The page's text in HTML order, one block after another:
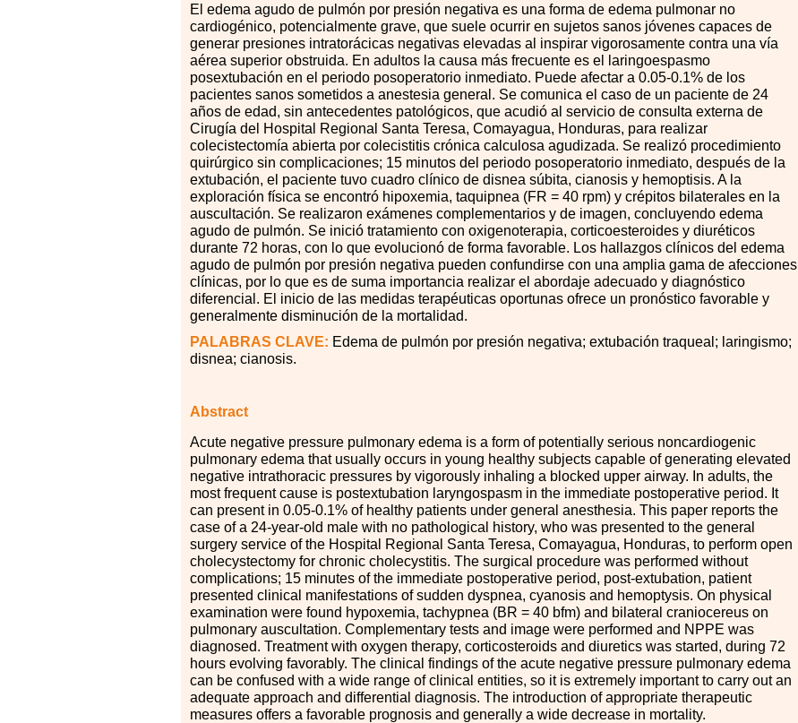
El edema agudo de pulmón por presión negativa es una forma de edema pulmonar no
cardiogénico, potencialmente grave, que suele ocurrir en sujetos sanos jóvenes capaces de
generar presiones intratorácicas negativas elevadas al inspirar vigorosamente contra una vía
aérea superior obstruida. En adultos la causa más frecuente es el laringoespasmo
posextubación en el periodo posoperatorio inmediato. Puede afectar a 0.05-0.1% de los
pacientes sanos sometidos a anestesia general. Se comunica el caso de un paciente de 24
años de edad, sin antecedentes patológicos, que acudió al servicio de consulta externa de
Cirugía del Hospital Regional Santa Teresa, Comayagua, Honduras, para realizar
colecistectomía abierta por colecistitis crónica calculosa agudizada. Se realizó procedimiento
quirúrgico sin complicaciones; 15 minutos del periodo posoperatorio inmediato, después de la
extubación, el paciente tuvo cuadro clínico de disnea súbita, cianosis y hemoptisis. A la
exploración física se encontró hipoxemia, taquipnea (FR = 40 rpm) y crépitos bilaterales en la
auscultación. Se realizaron exámenes complementarios y de imagen, concluyendo edema
agudo de pulmón. Se inició tratamiento con oxigenoterapia, corticoesteroides y diuréticos
durante 72 horas, con lo que evolucionó de forma favorable. Los hallazgos clínicos del edema
agudo de pulmón por presión negativa pueden confundirse con una amplia gama de afecciones
clínicas, por lo que es de suma importancia realizar el abordaje adecuado y diagnóstico
diferencial. El inicio de las medidas terapéuticas oportunas ofrece un pronóstico favorable y
generalmente disminución de la mortalidad.
PALABRAS CLAVE: Edema de pulmón por presión negativa; extubación traqueal; laringismo;
disnea; cianosis.
Abstract
Acute negative pressure pulmonary edema is a form of potentially serious noncardiogenic
pulmonary edema that usually occurs in young healthy subjects capable of generating elevated
negative intrathoracic pressures by vigorously inhaling a blocked upper airway. In adults, the
most frequent cause is postextubation laryngospasm in the immediate postoperative period. It
can present in 0.05-0.1% of healthy patients under general anesthesia. This paper reports the
case of a 24-year-old male with no pathological history, who was presented to the general
surgery service of the Hospital Regional Santa Teresa, Comayagua, Honduras, to perform open
cholecystectomy for chronic cholecystitis. The surgical procedure was performed without
complications; 15 minutes of the immediate postoperative period, post-extubation, patient
presented clinical manifestations of sudden dyspnea, cyanosis and hemoptysis. On physical
examination were found hypoxemia, tachypnea (BR = 40 bfm) and bilateral craniocereus on
pulmonary auscultation. Complementary tests and image were performed and NPPE was
diagnosed. Treatment with oxygen therapy, corticosteroids and diuretics was started, during 72
hours evolving favorably. The clinical findings of the acute negative pressure pulmonary edema
can be confused with a wide range of clinical entities, so it is extremely important to carry out an
adequate approach and differential diagnosis. The introduction of appropriate therapeutic
measures offers a favorable prognosis and generally a wide decrease in mortality.